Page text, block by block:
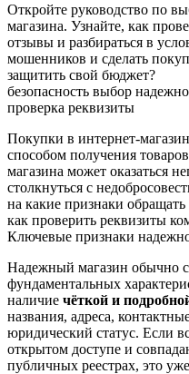
Откройте руководство по
магазина. Узнайте, как
отзывы и разбираться в
мошенников и сделать
защитить свой бюджет?
безопасность выбор
проверка реквизиты
Покупки в интернет-
способом получения
магазина может оказаться
столкнуться с
на какие признаки
как проверить реквизиты
Ключевые признаки
Надежный магазин обычно
фундаментальных
наличие чёткой и
названия, адреса,
юридический статус. Если
открытом доступе и
публичных реестрах, это